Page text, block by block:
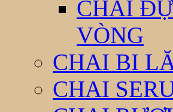
CHAI
VÒNG
CHAI BI
CHAI